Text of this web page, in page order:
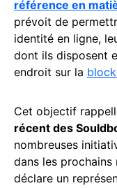
référence en
prévoit de
identité en ligne,
dont ils disposent
endroit sur la
Cet objectif
récent des
nombreuses
dans les prochains
déclare un